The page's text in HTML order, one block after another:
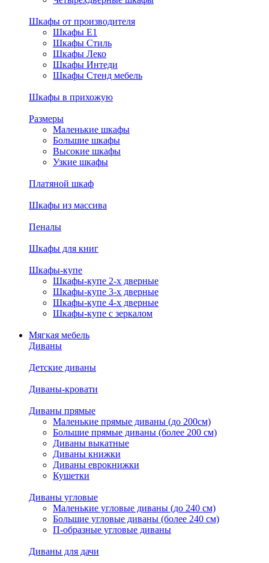
Шкафы от производителя
Шкафы E1
Шкафы Стиль
Шкафы Леко
Шкафы Интеди
Шкафы Стенд мебель
Шкафы в прихожую
Размеры
Маленькие шкафы
Большие шкафы
Высокие шкафы
Узкие шкафы
Платяной шкаф
Шкафы из массива
Пеналы
Шкафы для книг
Шкафы-купе
Шкафы-купе 2-х дверные
Шкафы-купе 3-х дверные
Шкафы-купе 4-х дверные
Шкафы-купе с зеркалом
Мягкая мебель
Диваны
Детские диваны
Диваны-кровати
Диваны прямые
Маленькие прямые диваны (до 200см)
Большие прямые диваны (более 200 см)
Диваны выкатные
Диваны книжки
Диваны еврокнижки
Кушетки
Диваны угловые
Маленькие угловые диваны (до 240 см)
Большие угловые диваны (более 240 см)
П-образные угловые диваны
Диваны для дачи